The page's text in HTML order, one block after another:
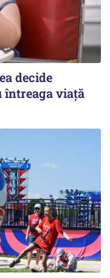
decide
întreaga viață